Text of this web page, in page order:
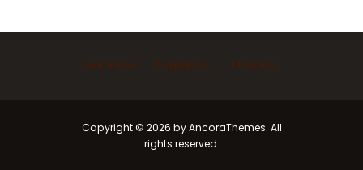
Ask Imam Marriage Funeral
Copyright © 2026 by AncoraThemes. All
rights reserved.